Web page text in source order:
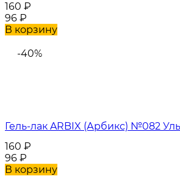
160 ₽
96 ₽
В корзину
-40%
Гель-лак ARBIX (Арбикс) №082
160 ₽
96 ₽
В корзину